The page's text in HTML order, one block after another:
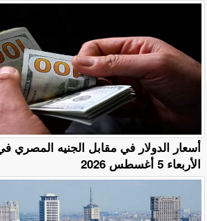
أسعار الدولار في مقابل الجنيه المصري
الأربعاء 5 أغسطس 2026